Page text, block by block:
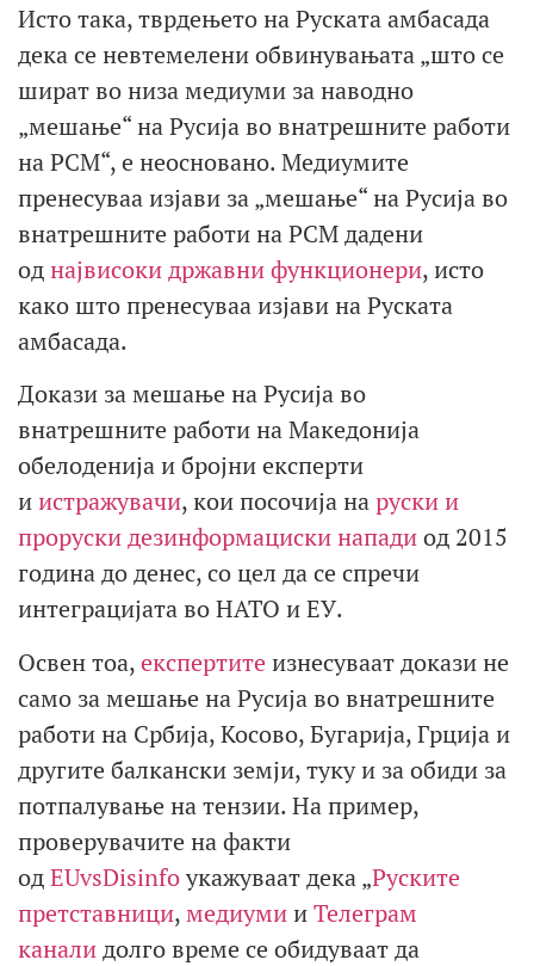
Исто така, тврдењето на Руската амбасада
дека се невтемелени обвинувањата „што се
шират во низа медиуми за наводно
„мешање“ на Русија во внатрешните работи
на РСМ“, е неосновано. Медиумите
пренесуваа изјави за „мешање“ на Русија во
внатрешните работи на РСМ дадени
однајвисокидржавнифункционери, исто
како што пренесуваа изјави на Руската
амбасада.
Докази за мешање на Русија во
внатрешните работи на Македонија
обелоденија и бројни експерти
иистражувачи, кои посочија наруски и
проруски дезинформациски нападиод 2015
година до денес, со цел да се спречи
интеграцијата во НАТО и ЕУ.
Освен тоа,експертите изнесуваат докази не
само за мешање на Русија во внатрешните
работи на Србија, Косово, Бугарија, Грција и
другите балкански земји, туку и за обиди за
потпалување на тензии. На пример,
проверувачите на факти
одEUvsDisinfoукажуваат дека „Руските
претставници,медиумииТелеграм
каналидолго време се обидуваат да